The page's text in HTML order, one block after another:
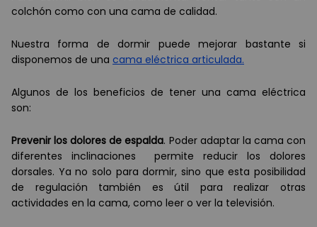
colchón como con una cama de calidad.
Nuestra forma de dormir puede mejorar bastante si
disponemos de una cama eléctrica articulada.
Algunos de los beneficios de tener una cama eléctrica
son:
Prevenir los dolores de espalda. Poder adaptar la cama con
diferentes inclinaciones permite reducir los dolores
dorsales. Ya no solo para dormir, sino que esta posibilidad
de regulación también es útil para realizar otras
actividades en la cama, como leer o ver la televisión.